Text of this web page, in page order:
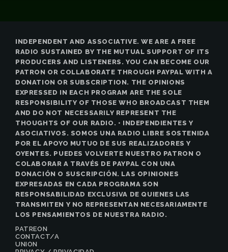
INDEPENDENT AND ASSOCIATIVE. WE ARE A FREE
RADIO SUSTAINED BY THE MUTUAL SUPPORT OF ITS
PRODUCERS AND LISTENERS. YOU CAN BECOME OUR
PATRON OR COLLABORATE THROUGH PAYPAL WITH A
DONATION OR SUBSCRIPTION. THE OPINIONS
EXPRESSED IN EACH PROGRAM ARE THE SOLE
RESPONSIBILITY OF THOSE WHO BROADCAST THEM
AND DO NOT NECESSARILY REPRESENT THE
THOUGHTS OF OUR RADIO. • INDEPENDIENTES Y
ASOCIATIVOS. SOMOS UNA RADIO LIBRE SOSTENIDA
POR EL APOYO MUTUO DE SUS REALIZADORES Y
OYENTES. PUEDES VOLVERTE NUESTRO PATRON O
COLABORAR A TRAVÉS DE PAYPAL CON UNA
DONACIÓN O SUSCRIPCIÓN. LAS OPINIONES
EXPRESADAS EN CADA PROGRAMA SON
RESPONSABILIDAD EXCLUSIVA DE QUIENES LAS
TRANSMITEN Y NO REPRESENTAN NECESARIAMENTE
LOS PENSAMIENTOS DE NUESTRA RADIO.
PATREON
CONTACT/A
UNION